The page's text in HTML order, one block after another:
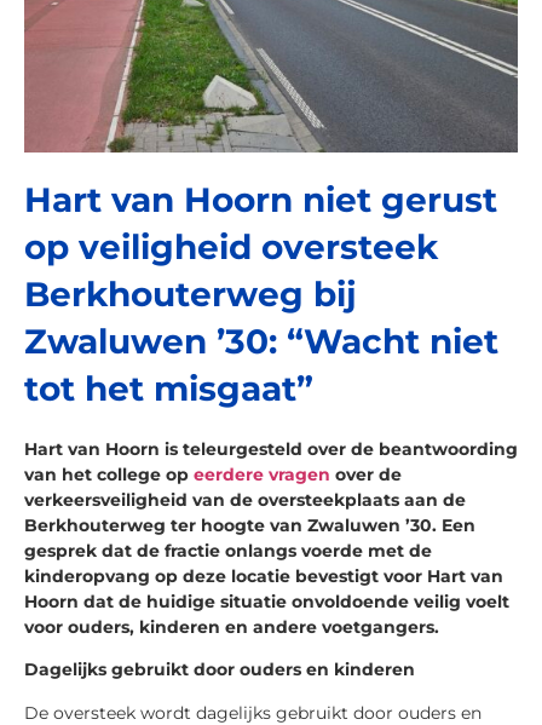
Hart van Hoorn niet gerust
op veiligheid oversteek
Berkhouterweg bij
Zwaluwen ’30: “Wacht niet
tot het misgaat”
Hart van Hoorn is teleurgesteld over de beantwoording
van het college op eerdere vragen over de
verkeersveiligheid van de oversteekplaats aan de
Berkhouterweg ter hoogte van Zwaluwen ’30. Een
gesprek dat de fractie onlangs voerde met de
kinderopvang op deze locatie bevestigt voor Hart van
Hoorn dat de huidige situatie onvoldoende veilig voelt
voor ouders, kinderen en andere voetgangers.
Dagelijks gebruikt door ouders en kinderen
De oversteek wordt dagelijks gebruikt door ouders en